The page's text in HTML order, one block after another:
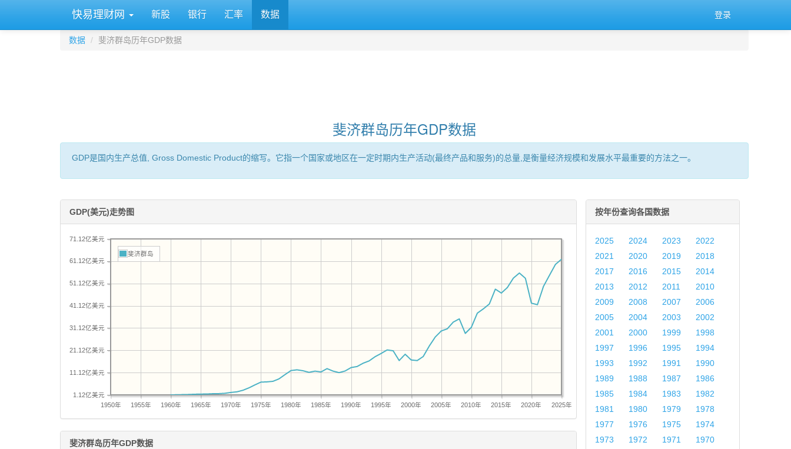
快易理财网 新股 银行 汇率 数据 登录
数据 斐济群岛历年GDP数据
斐济群岛历年GDP数据
GDP是国内生产总值, Gross Domestic Product的缩写。它指一个国家或地区在一定时期内生产活动(最终产品和服务)的总量,是衡量经济规模和发展水平最重要的方法之一。
GDP(美元)走势图
1950年 1955年 1960年 1965年 1970年 1975年 1980年 1985年 1990年 1995年 2000年 2005年 2010年 2015年 2020年 2025年
1.12亿美元
11.12亿美元
21.12亿美元
31.12亿美元
41.12亿美元
51.12亿美元
61.12亿美元
71.12亿美元
斐济群岛
斐济群岛历年GDP数据
按年份查询各国数据
2025 2024 2023
2022
2021
2020 2019
2018
2017
2016 2015
2014
2013
2012 2011
2010
2009
2008 2007
2006
2005
2004 2003
2002
2001
2000 1999
1998
1997
1996 1995
1994
1993
1992 1991
1990
1989
1988 1987
1986
1985
1984 1983
1982
1981
1980 1979
1978
1977
1976 1975
1974
1973
1972 1971
1970